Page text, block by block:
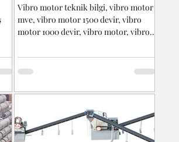
Vibro motor teknik bilgi, vibro motor
mve, vibro motor 1500 devir, vibro
motor 1000 devir, vibro motor, vibro